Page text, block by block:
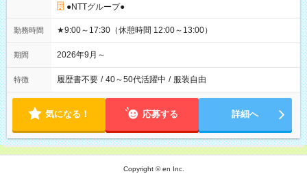
●NTTグループ●
勤務時間 ★9:00～17:30（休憩時間 12:00～13:00）
期間 2026年9月～
特徴 履歴書不要 / 40～50代活躍中 / 服装自由
気になる！ 応募する 詳細へ
Copyright © en Inc.